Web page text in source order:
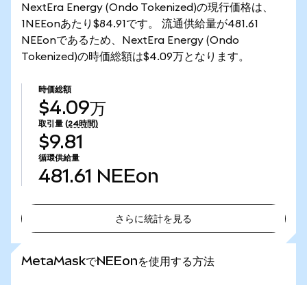
NextEra Energy (Ondo Tokenized)の現行価格は、
1NEEonあたり$84.91です。 流通供給量が481.61
NEEonであるため、NextEra Energy (Ondo
Tokenized)の時価総額は$4.09万となります。
時価総額
$4.09万
取引量 (24時間)
$9.81
循環供給量
481.61 NEEon
さらに統計を見る
MetaMaskでNEEonを使用する方法